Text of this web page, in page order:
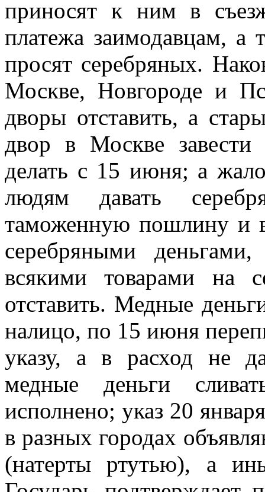
приносят к ним в
платежа заимодавцам, а
просят серебряных.
Москве, Новгороде и
дворы отставить, а
двор в Москве
делать с 15 июня; а
людям давать
таможенную пошлину и
серебряными
всякими товарами на
отставить. Медные
налицо, по 15 июня
указу, а в расход не
медные деньги
исполнено; указ 20
в разных городах
(натерты ртутью), а